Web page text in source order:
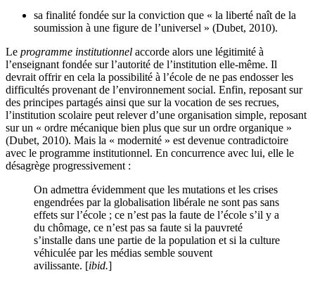
sa finalité fondée sur la conviction que « la liberté naît de la
soumission à une figure de l’universel » (Dubet, 2010).
Le programme institutionnel accorde alors une légitimité à
l’enseignant fondée sur l’autorité de l’institution elle-même. Il
devrait offrir en cela la possibilité à l’école de ne pas endosser les
difficultés provenant de l’environnement social. Enfin, reposant sur
des principes partagés ainsi que sur la vocation de ses recrues,
l’institution scolaire peut relever d’une organisation simple, reposant
sur un « ordre mécanique bien plus que sur un ordre organique »
(Dubet, 2010). Mais la « modernité » est devenue contradictoire
avec le programme institutionnel. En concurrence avec lui, elle le
désagrège progressivement :
On admettra évidemment que les mutations et les crises
engendrées par la globalisation libérale ne sont pas sans
effets sur l’école ; ce n’est pas la faute de l’école s’il y a
du chômage, ce n’est pas sa faute si la pauvreté
s’installe dans une partie de la population et si la culture
véhiculée par les médias semble souvent
avilissante. [ibid.]